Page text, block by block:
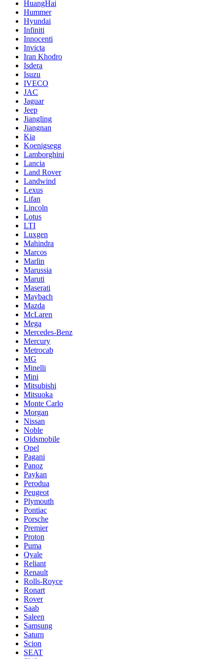
HuangHai
Hummer
Hyundai
Infiniti
Innocenti
Invicta
Iran Khodro
Isdera
Isuzu
IVECO
JAC
Jaguar
Jeep
Jiangling
Jiangnan
Kia
Koenigsegg
Lamborghini
Lancia
Land Rover
Landwind
Lexus
Lifan
Lincoln
Lotus
LTI
Luxgen
Mahindra
Marcos
Marlin
Marussia
Maruti
Maserati
Maybach
Mazda
McLaren
Mega
Mercedes-Benz
Mercury
Metrocab
MG
Minelli
Mini
Mitsubishi
Mitsuoka
Monte Carlo
Morgan
Nissan
Noble
Oldsmobile
Opel
Pagani
Panoz
Paykan
Perodua
Peugeot
Plymouth
Pontiac
Porsche
Premier
Proton
Puma
Qvale
Reliant
Renault
Rolls-Royce
Ronart
Rover
Saab
Saleen
Samsung
Saturn
Scion
SEAT